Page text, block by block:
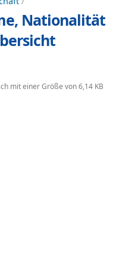
Nationalität
mit einer Größe von 6,14 KB